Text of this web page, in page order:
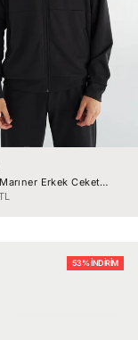
Erkek Ceket
53% İNDIRIM